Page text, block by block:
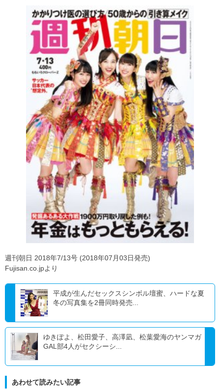
週刊朝日 2018年7/13号 (2018年07月03日発売)
Fujisan.co.jpより
平成が生んだセックスシンボル壇蜜、ハードな夏
冬の写真集を2冊同時発売...
ゆきぽよ、松田愛子、高澤凪、松葉愛海のヤンマガ
GAL部4人がセクシーシ...
あわせて読みたい記事